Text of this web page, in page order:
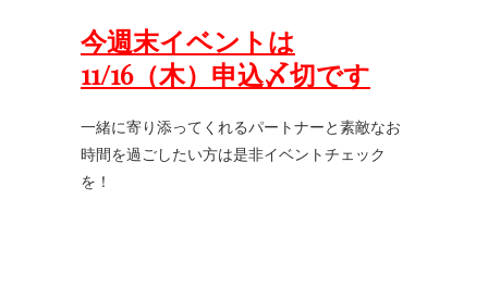
今週末イベントは
11/16（木） 申込〆切です
一緒に寄り添ってくれるパートナーと素敵なお
時間を過ごしたい方は是非イベントチェック
を！